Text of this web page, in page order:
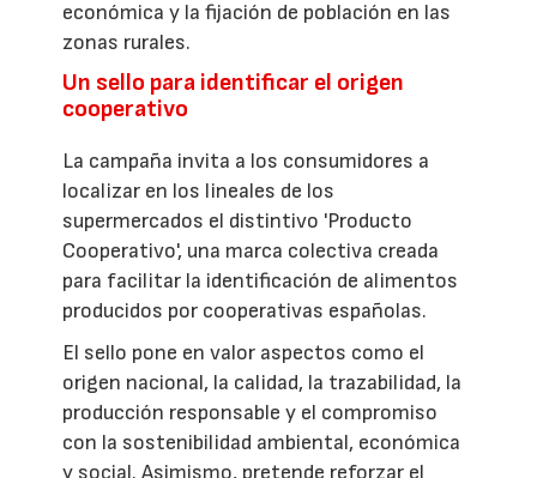
económica y la fijación de población en las
zonas rurales.
Un sello para identificar el origen
cooperativo
La campaña invita a los consumidores a
localizar en los lineales de los
supermercados el distintivo 'Producto
Cooperativo', una marca colectiva creada
para facilitar la identificación de alimentos
producidos por cooperativas españolas.
El sello pone en valor aspectos como el
origen nacional, la calidad, la trazabilidad, la
producción responsable y el compromiso
con la sostenibilidad ambiental, económica
y social. Asimismo, pretende reforzar el